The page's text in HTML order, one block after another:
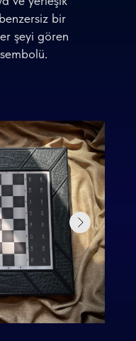
bir
şeyi gören